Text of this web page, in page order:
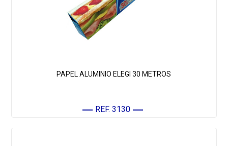
PAPEL ALUMINIO ELEGI 30 METROS
REF. 3130